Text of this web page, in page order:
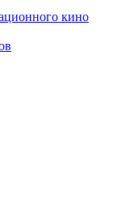
кино